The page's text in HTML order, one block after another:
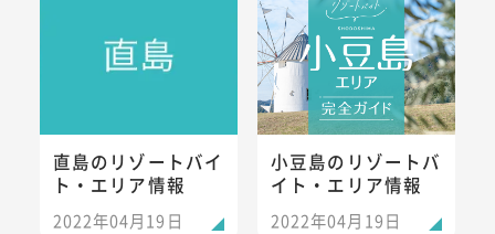
直島のリゾートバイ
ト・エリア情報
2022年04月19日
小豆島のリゾートバ
イト・エリア情報
2022年04月19日